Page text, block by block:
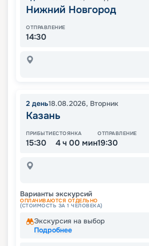
Нижний Новгород
ОТПРАВЛЕНИЕ
14:30
2 день18.08.2026, Вторник
Казань
ПРИБЫТИЕ
15:30
СТОЯНКА
4 ч 00 мин
ОТПРАВЛЕНИЕ
19:30
Варианты экскурсий
ОПЛАЧИВАЮТСЯ ОТДЕЛЬНО
(СТОИМОСТЬ ЗА 1 ЧЕЛОВЕКА)
Экскурсия на выбор
Подробнее